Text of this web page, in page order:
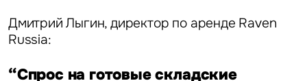
Дмитрий Лыгин, директор по аренде Raven
Russia:
“Спрос на готовые складские